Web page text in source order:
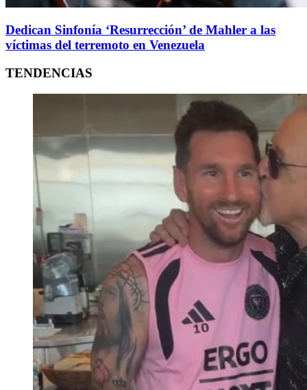
Dedican Sinfonía ‘Resurrección’ de Mahler a las
víctimas del terremoto en Venezuela
TENDENCIAS